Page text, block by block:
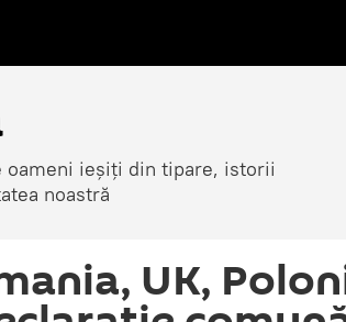
ieșiți din tipare, istorii
noastră
UK,